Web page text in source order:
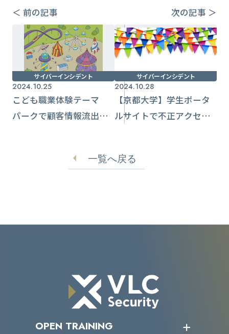
＜ 前の記事 次の記事 ＞
サイバーインシデント
2024.10.25
こども職業体験テーマ
パークで顧客情報流出
サイバーインシデント
2024.10.28
【京都大学】学生ポータ
ルサイトで不正アクセス
一覧へ戻る
OPEN TRAINING